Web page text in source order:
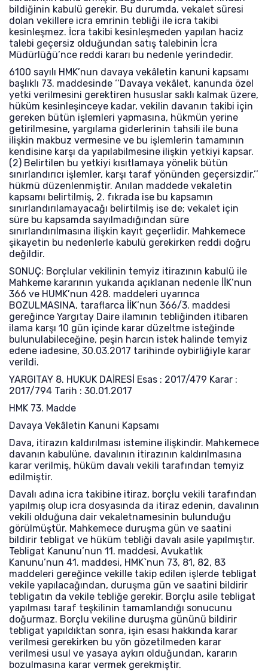
bildiğinin kabulü gerekir. Bu durumda, vekalet süresi
dolan vekillere icra emrinin tebliği ile icra takibi
kesinleşmez. İcra takibi kesinleşmeden yapılan haciz
talebi geçersiz olduğundan satış talebinin İcra
Müdürlüğü’nce reddi kararı bu nedenle yerindedir.
6100 sayılı HMK’nun davaya vekâletin kanuni kapsamı
başlıklı 73. maddesinde ‘‘Davaya vekâlet, kanunda özel
yetki verilmesini gerektiren hususlar saklı kalmak üzere,
hüküm kesinleşinceye kadar, vekilin davanın takibi için
gereken bütün işlemleri yapmasına, hükmün yerine
getirilmesine, yargılama giderlerinin tahsili ile buna
ilişkin makbuz vermesine ve bu işlemlerin tamamının
kendisine karşı da yapılabilmesine ilişkin yetkiyi kapsar.
(2) Belirtilen bu yetkiyi kısıtlamaya yönelik bütün
sınırlandırıcı işlemler, karşı taraf yönünden geçersizdir.’’
hükmü düzenlenmiştir. Anılan maddede vekaletin
kapsamı belirtilmiş, 2. fıkrada ise bu kapsamın
sınırlandırılamayacağı belirtilmiş ise de; vekalet için
süre bu kapsamda sayılmadığından süre
sınırlandırılmasına ilişkin kayıt geçerlidir. Mahkemece
şikayetin bu nedenlerle kabulü gerekirken reddi doğru
değildir.
SONUÇ: Borçlular vekilinin temyiz itirazının kabulü ile
Mahkeme kararının yukarıda açıklanan nedenle İİK’nun
366 ve HUMK’nun 428. maddeleri uyarınca
BOZULMASINA, taraflarca İİK’nun 366/3. maddesi
gereğince Yargıtay Daire ilamının tebliğinden itibaren
ilama karşı 10 gün içinde karar düzeltme isteğinde
bulunulabileceğine, peşin harcın istek halinde temyiz
edene iadesine, 30.03.2017 tarihinde oybirliğiyle karar
verildi.
YARGITAY 8. HUKUK DAİRESİ Esas : 2017/479 Karar :
2017/794 Tarih : 30.01.2017
HMK 73. Madde
Davaya Vekâletin Kanuni Kapsamı
Dava, itirazın kaldırılması istemine ilişkindir. Mahkemece
davanın kabulüne, davalının itirazının kaldırılmasına
karar verilmiş, hüküm davalı vekili tarafından temyiz
edilmiştir.
Davalı adına icra takibine itiraz, borçlu vekili tarafından
yapılmış olup icra dosyasında da itiraz edenin, davalının
vekili olduğuna dair vekaletnamesinin bulunduğu
görülmüştür. Mahkemece duruşma gün ve saatini
bildirir tebligat ve hüküm tebliği davalı asile yapılmıştır.
Tebligat Kanunu’nun 11. maddesi, Avukatlık
Kanunu’nun 41. maddesi, HMK`nun 73, 81, 82, 83
maddeleri gereğince vekille takip edilen işlerde tebligat
vekile yapılacağından, duruşma gün ve saatini bildirir
tebligatın da vekile tebliğe gerekir. Borçlu asile tebligat
yapılması taraf teşkilinin tamamlandığı sonucunu
doğurmaz. Borçlu vekiline duruşma gününü bildirir
tebligat yapıldıktan sonra, işin esası hakkında karar
verilmesi gerekirken bu yön gözetilmeden karar
verilmesi usul ve yasaya aykırı olduğundan, kararın
bozulmasına karar vermek gerekmiştir.